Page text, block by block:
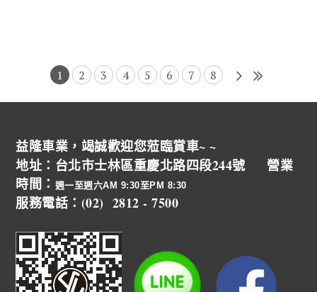
1 2 3 4 5 6 7 8
益隆車業，竭誠歡迎您蒞臨賞車~ ~
地址：台北市士林區重慶北路四段244號 營業
時間： 週一至週六AM 9:30至PM 8:30
服務電話：(02) 2812 - 7500